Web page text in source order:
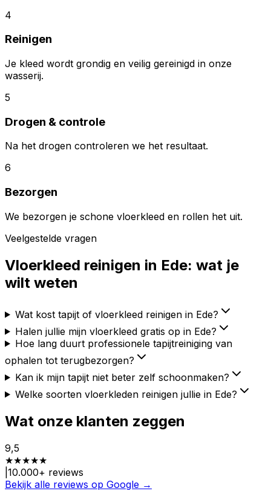
4
Reinigen
Je kleed wordt grondig en veilig gereinigd in onze
wasserij.
5
Drogen & controle
Na het drogen controleren we het resultaat.
6
Bezorgen
We bezorgen je schone vloerkleed en rollen het uit.
Veelgestelde vragen
Vloerkleed reinigen in Ede: wat je
wilt weten
Wat kost tapijt of vloerkleed reinigen in Ede?
Halen jullie mijn vloerkleed gratis op in Ede?
Hoe lang duurt professionele tapijtreiniging van
ophalen tot terugbezorgen?
Kan ik mijn tapijt niet beter zelf schoonmaken?
Welke soorten vloerkleden reinigen jullie in Ede?
Wat onze klanten zeggen
9,5
★★★★★
10.000+ reviews
Bekijk alle reviews op Google →